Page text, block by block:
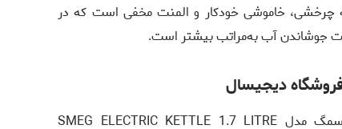
چرخشی، خاموشی خودکار و المنت مخفی است که در
جوشاندن آب به‌مراتب بیشتر است.
دیجیسال
می‌توانید کتری برقی اسمگ مدل SMEG ELECTRIC KETTLE 1.7 LITRE